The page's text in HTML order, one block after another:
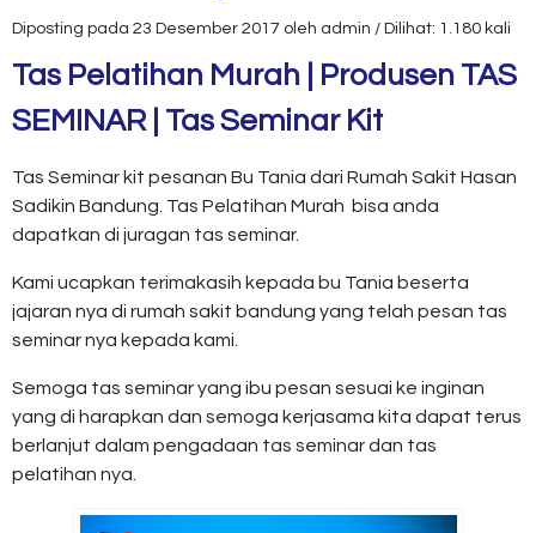
Diposting pada 23 Desember 2017 oleh admin / Dilihat: 1.180 kali
Tas Pelatihan Murah | Produsen TAS
SEMINAR | Tas Seminar Kit
Tas Seminar kit pesanan Bu Tania dari Rumah Sakit Hasan
Sadikin Bandung. Tas Pelatihan Murah bisa anda
dapatkan di juragan tas seminar.
Kami ucapkan terimakasih kepada bu Tania beserta
jajaran nya di rumah sakit bandung yang telah pesan tas
seminar nya kepada kami.
Semoga tas seminar yang ibu pesan sesuai ke inginan
yang di harapkan dan semoga kerjasama kita dapat terus
berlanjut dalam pengadaan tas seminar dan tas
pelatihan nya.